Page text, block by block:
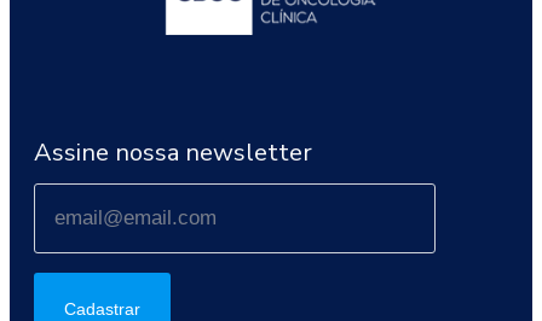
Assine nossa newsletter
Cadastrar